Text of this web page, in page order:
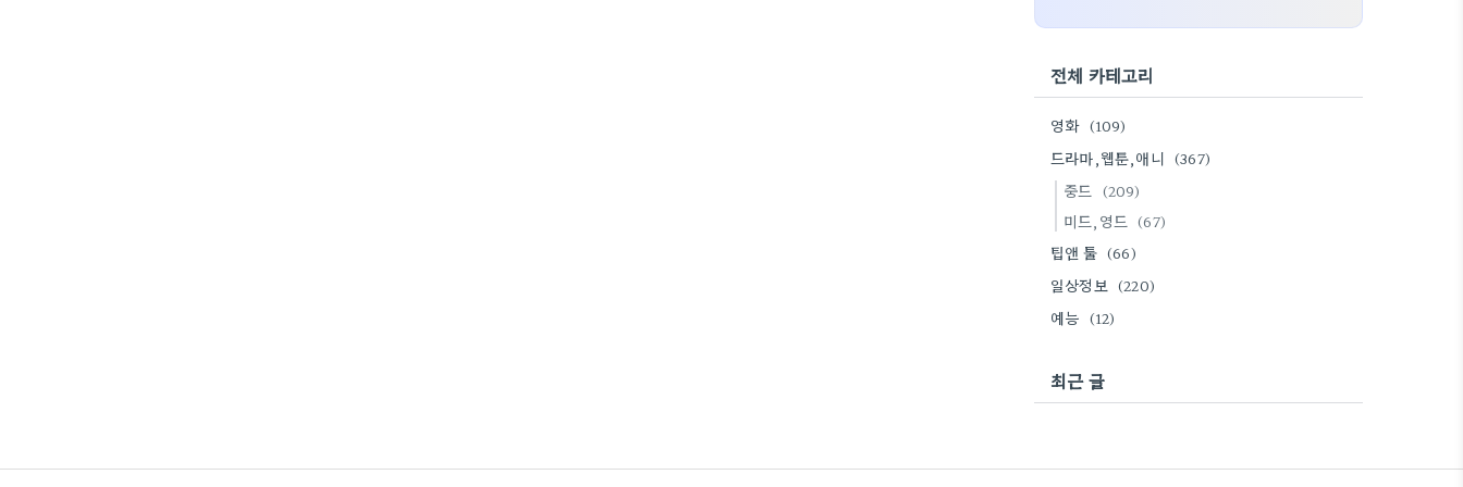
전체 카테고리
영화 (109)
드라마,웹툰,애니 (367)
중드 (209)
미드,영드 (67)
팁앤 툴 (66)
일상정보 (220)
예능 (12)
최근 글